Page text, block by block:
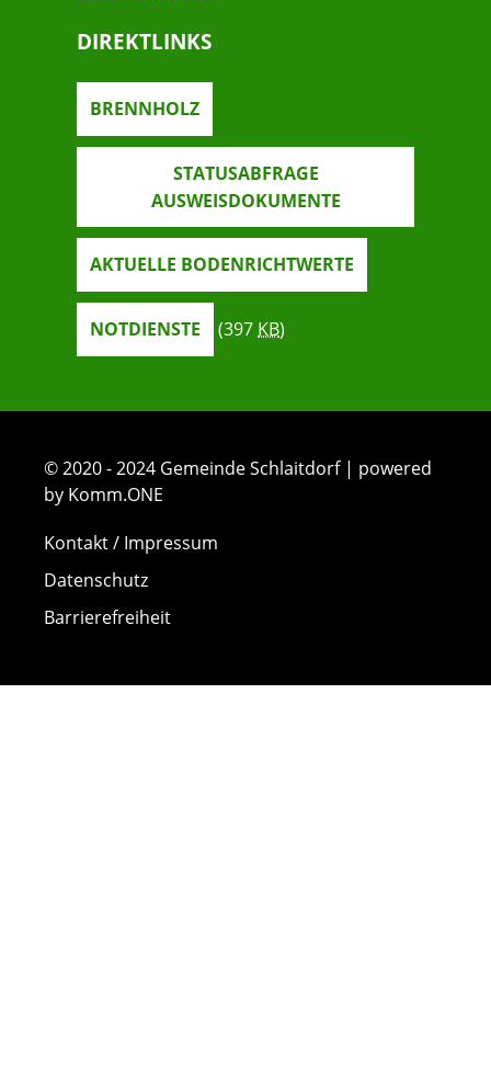
DIREKTLINKS
BRENNHOLZ
STATUSABFRAGE
AUSWEISDOKUMENTE
AKTUELLE BODENRICHTWERTE
NOTDIENSTE (397 KB)
© 2020 - 2024 Gemeinde Schlaitdorf | powered
by Komm.ONE
Kontakt / Impressum
Datenschutz
Barrierefreiheit